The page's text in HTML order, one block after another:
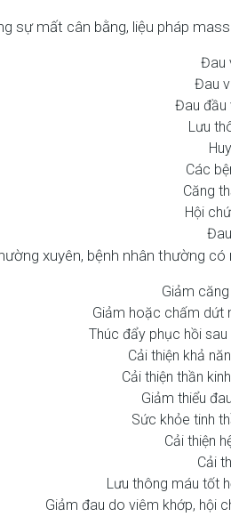
sự mất cân bằng, liệu pháp
Đau
Đau
Đau đầu
Lưu
Các
Căng
Hội
xuyên, bệnh nhân thường
Giảm
Giảm hoặc chấm dứt
Thúc đẩy phục hồi
Cải thiện khả
Cải thiện thần
Giảm thiểu
Sức khỏe tinh
Cải thiện
Cải
Lưu thông máu tốt
Giảm đau do viêm khớp, hội